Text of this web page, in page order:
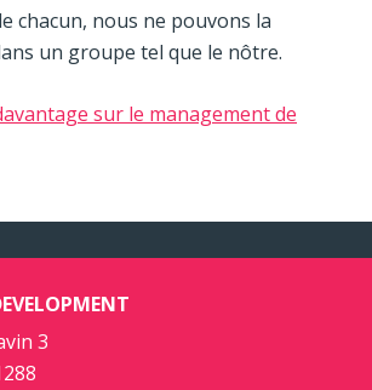
chacun, nous ne pouvons la
un groupe tel que le nôtre.
sur le management de
3